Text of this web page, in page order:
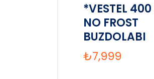
*VESTEL 400
NO FROST
BUZDOLABI
₺7,999